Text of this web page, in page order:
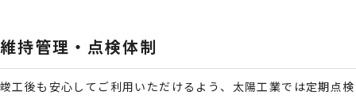
維持管理・点検体制
竣工後も安心してご利用いただけるよう、太陽工業では定期点検